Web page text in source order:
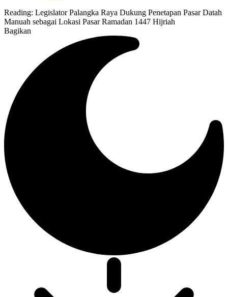
Reading: Legislator Palangka Raya Dukung Penetapan Pasar Datah
Manuah sebagai Lokasi Pasar Ramadan 1447 Hijriah
Bagikan